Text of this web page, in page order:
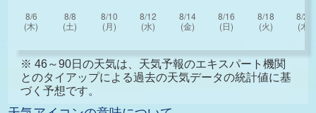
※ 46～90日の天気は、天気予報のエキスパート機関
とのタイアップによる過去の天気データの統計値に基
づく予想です。